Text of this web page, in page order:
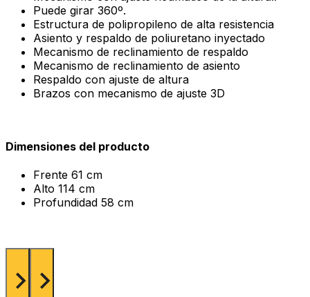
Puede girar 360º.
Estructura de polipropileno de alta resistencia
Asiento y respaldo de poliuretano inyectado
Mecanismo de reclinamiento de respaldo
Mecanismo de reclinamiento de asiento
Respaldo con ajuste de altura
Brazos con mecanismo de ajuste 3D
Dimensiones del producto
Frente 61 cm
Alto 114 cm
Profundidad 58 cm